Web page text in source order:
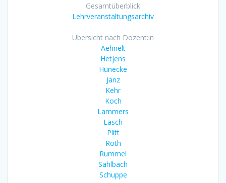
Gesamtüberblick
Lehrveranstaltungsarchiv
Übersicht nach Dozent:in
Aehnelt
Hetjens
Hünecke
Janz
Kehr
Koch
Lammers
Lasch
Plitt
Roth
Rummel
Sahlbach
Schuppe